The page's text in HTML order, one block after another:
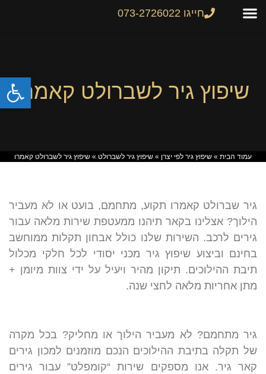
חייגו 073-2726022
שיפוץ גיר לשברולט קאמרו
עמוד הבית » שיפוץ גיר לפי יצרן » שיפוץ גיר לשברולט » שיפוץ גיר לשברולט קאמרו
גיר שברולט קאמרו תקוע, מתחמם, בועט או לא מעביר
הילוך? אצלינו בקאר תיהנו ממעטפת שירות מלאה עבור
גירים לרכב. השירות שלנו כולל אבחון תקלות ממוחשב
בחינם וביצוע שיפוץ גיר מכני יסודי לכל חלקי מכלול
תיבת ההילוכים. תיקון מהיר ויעיל על ידי צוות מיומן +
מתן אחריות מלאה לחצי שנה.
גיר מתחמם? לא מעביר הילוך או מחליק? בכל מקרה
של תקלה בתיבת ההילוכים הנכם מוזמנים למכון גירים
קאר גיר. אנו מספקים שירות “קומפלט” עבור גירים